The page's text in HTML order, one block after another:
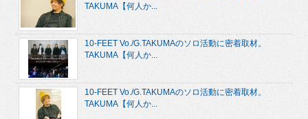
TAKUMA【何人か...
10-FEET Vo./G.TAKUMAのソロ活動に密着取材。
TAKUMA【何人か...
10-FEET Vo./G.TAKUMAのソロ活動に密着取材。
TAKUMA【何人か...